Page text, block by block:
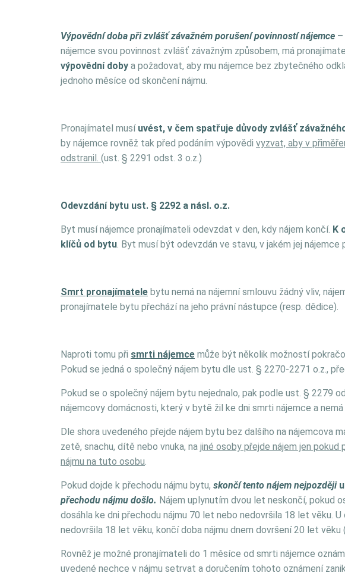
Výpovědní doba při zvlášť závažném porušení povinností nájemce –
nájemce svou povinnost zvlášť závažným způsobem, má
výpovědní doby a požadovat, aby mu nájemce bez zbytečného
jednoho měsíce od skončení nájmu.
Pronajímatel musí uvést, v čem spatřuje důvody zvlášť
by nájemce rovněž tak před podáním výpovědi vyzvat, aby v
odstranil. (ust. § 2291 odst. 3 o.z.)
Odevzdání bytu ust. § 2292 a násl. o.z.
Byt musí nájemce pronajímateli odevzdat v den, kdy nájem končí. K
klíčů od bytu. Byt musí být odevzdán ve stavu, v jakém jej nájemce
Smrt pronajímatele bytu nemá na nájemní smlouvu žádný vliv,
pronajímatele bytu přechází na jeho právní nástupce (resp. dědice).
Naproti tomu při smrti nájemce může být několik možností
Pokud se jedná o společný nájem bytu dle ust. § 2270-2271 o.z.,
Pokud se o společný nájem bytu nejednalo, pak podle ust. § 2279
nájemcovy domácnosti, který v bytě žil ke dni smrti nájemce a
Dle shora uvedeného přejde nájem bytu bez dalšího na nájemcova
zetě, snachu, dítě nebo vnuka, na jiné osoby přejde nájem jen
nájmu na tuto osobu.
Pokud dojde k přechodu nájmu bytu, skončí tento nájem nejpozději
přechodu nájmu došlo. Nájem uplynutím dvou let neskončí, pokud
dosáhla ke dni přechodu nájmu 70 let nebo nedovršila 18 let věku.
nedovršila 18 let věku, končí doba nájmu dnem dovršení 20 let věku
Rovněž je možné pronajímateli do 1 měsíce od smrti nájemce
uvedené nechce v nájmu setrvat a doručením tohoto oznámení